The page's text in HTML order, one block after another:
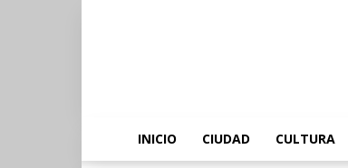
INICIO CIUDAD CULTURA